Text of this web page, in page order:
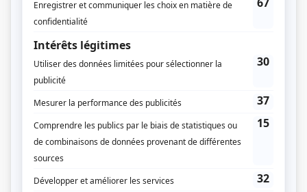
Production déléguée
Zoé Méthot-Trépanier
Script-édition
Fabienne Larouche
Compagnie de production
Aetios Productions
Diffuseur(s)